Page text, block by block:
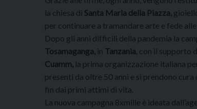
la chiesa di Santa Maria della Piazza,
per continuare a tramandare arte e fede
Dopo gli anni difficili della pandemia la
Tosamaganga, in Tanzania , con il supporto
Cuamm, la prima organizzazione italiana
presenti da oltre 50 anni e si prendono
fin dai primi attimi di vita.
La nuova campagna 8xmille è ideata